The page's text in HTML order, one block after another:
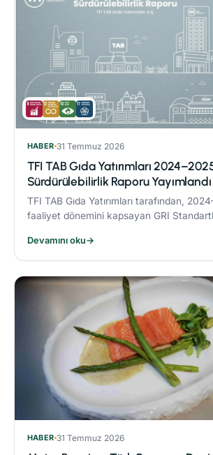
HABER 31 Temmuz 2026
TFI TAB Gıda Yatırımları
Sürdürülebilirlik Raporu Yayımlandı
TFI TAB Gıda Yatırımları tarafından,
faaliyet dönemini kapsayan GRI
Devamını oku→
HABER 31 Temmuz 2026